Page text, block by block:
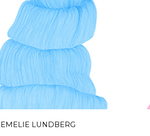
EMELIE LUNDBERG